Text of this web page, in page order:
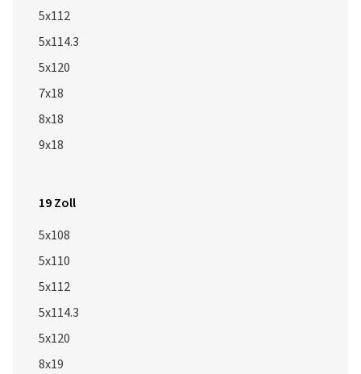
5x112
5x114.3
5x120
7x18
8x18
9x18
19 Zoll
5x108
5x110
5x112
5x114.3
5x120
8x19